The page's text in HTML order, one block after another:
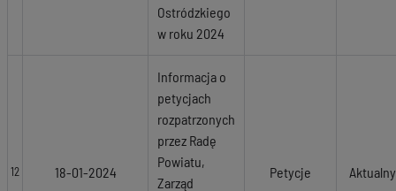
Ostródzkiego
w roku 2024
12 18-01-2024
Informacja o
petycjach
rozpatrzonych
przez Radę
Powiatu,
Zarząd
Petycje Aktualny